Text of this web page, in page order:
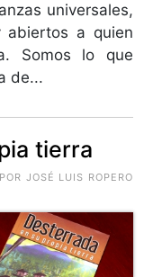
universales,
abiertos a quien
Somos lo que
de...
tierra
JOSÉ LUIS ROPERO